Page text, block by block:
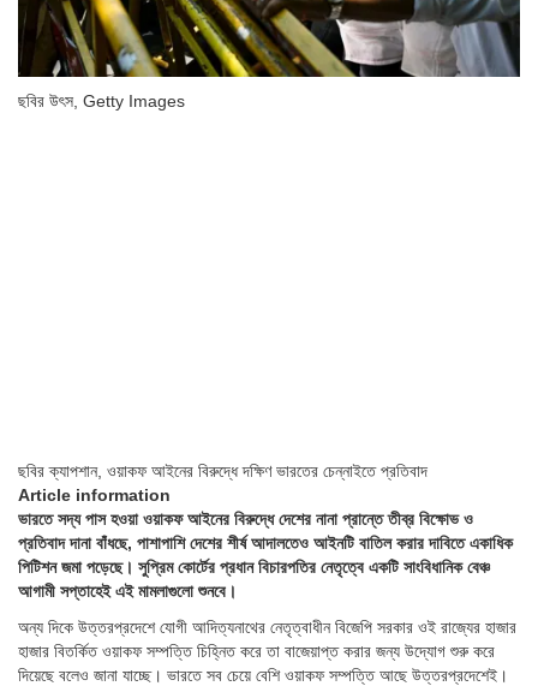
ছবির উৎস, Getty Images
ছবির ক্যাপশান, ওয়াকফ আইনের বিরুদ্ধে দক্ষিণ ভারতের চেন্নাইতে প্রতিবাদ
Article information
ভারতে সদ্য পাস হওয়া ওয়াকফ আইনের বিরুদ্ধে দেশের নানা প্রান্তে তীব্র বিক্ষোভ ও
প্রতিবাদ দানা বাঁধছে, পাশাপাশি দেশের শীর্ষ আদালতেও আইনটি বাতিল করার দাবিতে একাধিক
পিটিশন জমা পড়েছে। সুপ্রিম কোর্টের প্রধান বিচারপতির নেতৃত্বে একটি সাংবিধানিক বেঞ্চ
আগামী সপ্তাহেই এই মামলাগুলো শুনবে।
অন্য দিকে উত্তরপ্রদেশে যোগী আদিত্যনাথের নেতৃত্বাধীন বিজেপি সরকার ওই রাজ্যের হাজার
হাজার বিতর্কিত ওয়াকফ সম্পত্তি চিহ্নিত করে তা বাজেয়াপ্ত করার জন্য উদ্যোগ শুরু করে
দিয়েছে বলেও জানা যাচ্ছে। ভারতে সব চেয়ে বেশি ওয়াকফ সম্পত্তি আছে উত্তরপ্রদেশেই।